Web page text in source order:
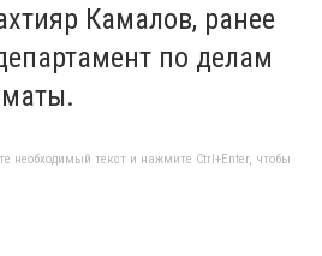
Камалов, ранее
по делам
необходимый текст и нажмите Ctrl+Enter, чтобы